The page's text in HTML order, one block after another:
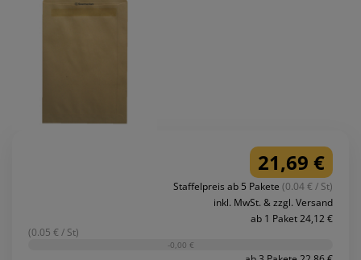
21,69 €
Staffelpreis ab 5 Pakete (0.04 € / St)
inkl. MwSt. & zzgl. Versand
ab 1 Paket 24,12 €
(0.05 € / St)
-0,00 €